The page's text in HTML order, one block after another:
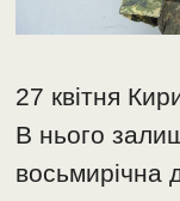
27 квітня
В нього
восьмирічна